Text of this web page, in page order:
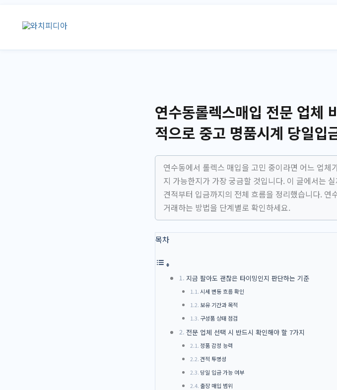
로
연수동롤렉스매입 전문 업체
적으로 중고 명품시계 당일입
연수동에서 롤렉스 매입을 고민 중이라면 어느 업
지 가능한지가 가장 궁금할 것입니다. 이 글에서는
견적부터 입금까지의 전체 흐름을 정리했습니다.
거래하는 방법을 단계별로 확인하세요.
목차
지금 팔아도 괜찮은 타이밍인지 판단하는 기준
시세 변동 흐름 확인
보유 기간과 목적
구성품 상태 점검
전문 업체 선택 시 반드시 확인해야 할 7가지
정품 감정 능력
견적 투명성
당일 입금 가능 여부
출장 매입 범위